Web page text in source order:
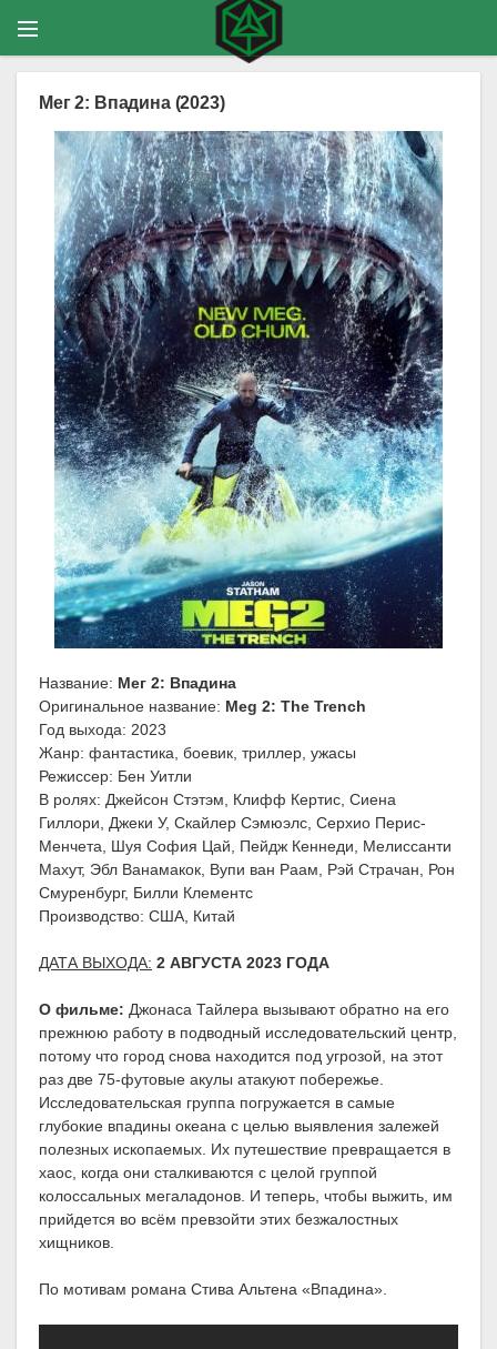
Мег 2: Впадина (2023)
Название: Мег 2: Впадина
Оригинальное название: Meg 2: The Trench
Год выхода: 2023
Жанр: фантастика, боевик, триллер, ужасы
Режиссер: Бен Уитли
В ролях: Джейсон Стэтэм, Клифф Кертис, Сиена
Гиллори, Джеки У, Скайлер Сэмюэлс, Серхио Перис-
Менчета, Шуя София Цай, Пейдж Кеннеди, Мелиссанти
Махут, Эбл Ванамакок, Вупи ван Раам, Рэй Страчан, Рон
Смуренбург, Билли Клементс
Производство: США, Китай
ДАТА ВЫХОДА: 2 АВГУСТА 2023 ГОДА
О фильме: Джонаса Тайлера вызывают обратно на его
прежнюю работу в подводный исследовательский центр,
потому что город снова находится под угрозой, на этот
раз две 75-футовые акулы атакуют побережье.
Исследовательская группа погружается в самые
глубокие впадины океана с целью выявления залежей
полезных ископаемых. Их путешествие превращается в
хаос, когда они сталкиваются с целой группой
колоссальных мегаладонов. И теперь, чтобы выжить, им
прийдется во всём превзойти этих безжалостных
хищников.
По мотивам романа Стива Альтена «Впадина».